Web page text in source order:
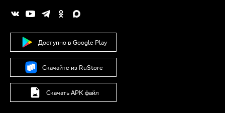
Доступно в Google Play
Скачайте из RuStore
Скачать APK файл